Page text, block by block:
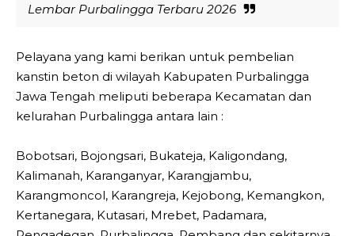
Lembar Purbalingga Terbaru 2026
Pelayana yang kami berikan untuk pembelian
kanstin beton di wilayah Kabupaten Purbalingga
Jawa Tengah meliputi beberapa Kecamatan dan
kelurahan Purbalingga antara lain :
Bobotsari, Bojongsari, Bukateja, Kaligondang,
Kalimanah, Karanganyar, Karangjambu,
Karangmoncol, Karangreja, Kejobong, Kemangkon,
Kertanegara, Kutasari, Mrebet, Padamara,